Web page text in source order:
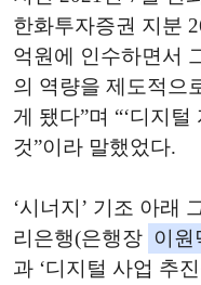
한화투자증권 지분
억원에 인수하면서
의 역량을 제도적으
게 됐다”며 “‘디지
것”이라 말했었다.
‘시너지’ 기조 아래
리은행(은행장 이원
과 ‘디지털 사업 추